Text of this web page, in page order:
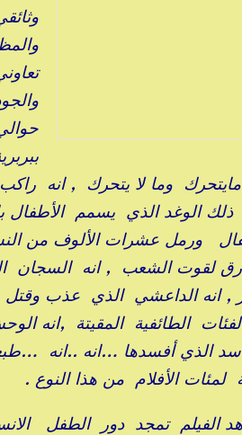
وما لا يتحرك , انه راكب
ذلك الوغد الذي يسمم
ورمل عشرات الألوف من
لقوت الشعب , انه السجان
, انه الداعشي الذي عذب
الطائفية المقيتة ,انه
الذي أفسدها …انه ..انه
لمئات الأفلام من هذا النوع .
الفيلم تمجد دور الطفل